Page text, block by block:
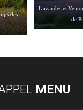
des
Lavandes et
de
MENU